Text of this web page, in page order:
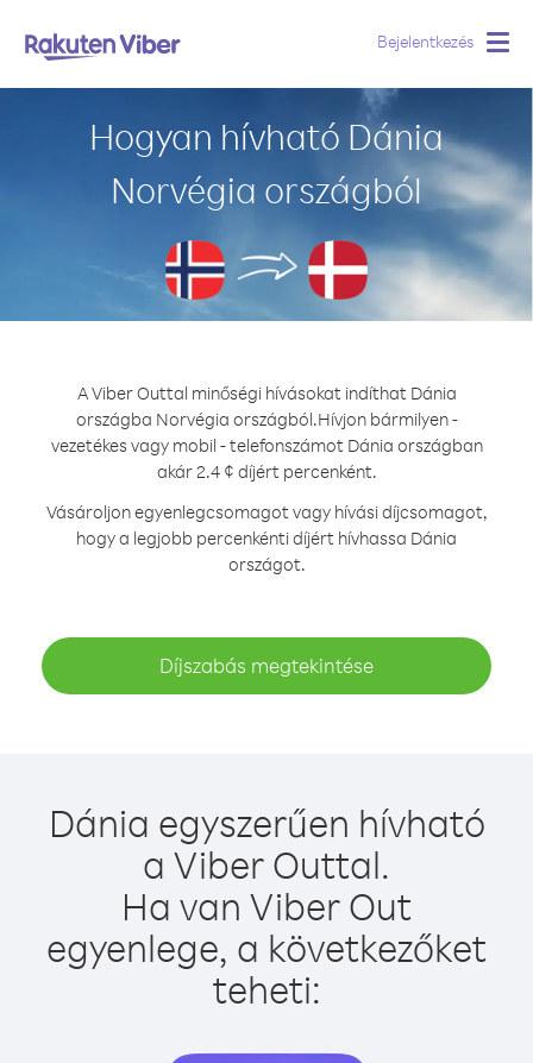
Bejelentkezés
Hogyan hívható Dánia
Norvégia országból
A Viber Outtal minőségi hívásokat indíthat Dánia
országba Norvégia országból.Hívjon bármilyen -
vezetékes vagy mobil - telefonszámot Dánia országban
akár 2.4 ¢ díjért percenként.
Vásároljon egyenlegcsomagot vagy hívási díjcsomagot,
hogy a legjobb percenkénti díjért hívhassa Dánia
országot.
Díjszabás megtekintése
Dánia egyszerűen hívható
a Viber Outtal.
Ha van Viber Out
egyenlege, a következőket
teheti: